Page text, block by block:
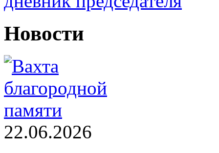
Новости
22.06.2026